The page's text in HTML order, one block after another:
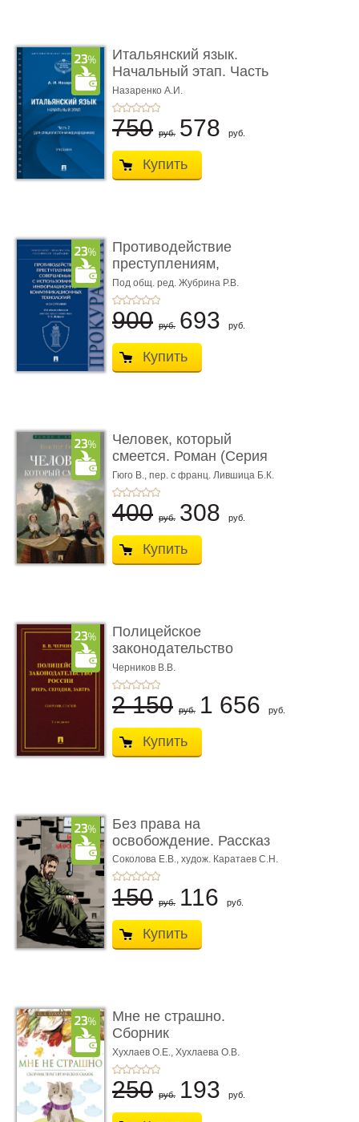
Итальянский язык.
Начальный этап. Часть
2. Учеб� ...
Назаренко А.И.
750 руб. 578 руб.
Купить
Противодействие
преступлениям,
совершаемым с ...
Под общ. ред. Жубрина Р.В.
900 руб. 693 руб.
Купить
Человек, который
смеется. Роман (Серия
«Роман с ...
Гюго В., пер. с франц. Лившица Б.К.
400 руб. 308 руб.
Купить
Полицейское
законодательство
России: вчера, с� ...
Черников В.В.
2 150 руб. 1 656 руб.
Купить
Без права на
освобождение. Рассказ
Соколова Е.В., худож. Каратаев С.Н.
150 руб. 116 руб.
Купить
Мне не страшно.
Сборник
терапевтических
сказо� ...
Хухлаев О.Е., Хухлаева О.В.
250 руб. 193 руб.